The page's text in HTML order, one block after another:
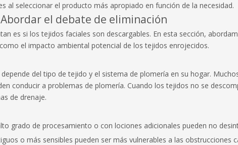
al seleccionar el producto más apropiado en función de la necesidad.
el debate de eliminación
es si los tejidos faciales son descargables. En esta sección,
el impacto ambiental potencial de los tejidos enrojecidos.
del tipo de tejido y el sistema de plomería en su hogar.
conducir a problemas de plomería. Cuando los tejidos no se
de drenaje.
grado de procesamiento o con lociones adicionales pueden no
o más sensibles pueden ser más vulnerables a las obstrucciones